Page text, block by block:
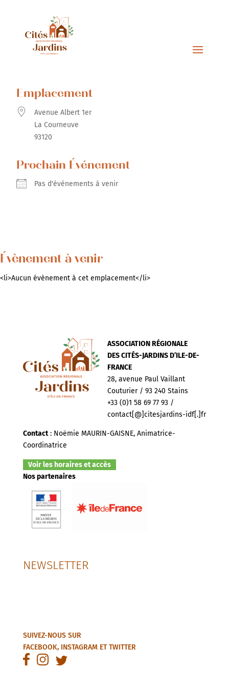
Emplacement
Avenue Albert 1er
La Courneuve
93120
Prochain Événement
Pas d'événements à venir
Évènement à venir
<li>Aucun évènement à cet emplacement</li>
ASSOCIATION RÉGIONALE
DES CITÉS-JARDINS D’ILE-DE-
FRANCE
28, avenue Paul Vaillant
Couturier / 93 240 Stains
+33 (0)1 58 69 77 93 /
contact[@]citesjardins-idf[.]fr
Contact: Noëmie MAURIN-GAISNE, Animatrice-
Coordinatrice
Voir les horaires et accès
Nos partenaires
NEWSLETTER
SUIVEZ-NOUS SUR
FACEBOOK, INSTAGRAMETTWITTER